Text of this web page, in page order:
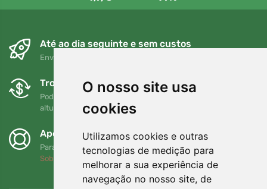
O nosso site usa
cookies
Utilizamos cookies e outras
tecnologias de medição para
melhorar a sua experiência de
navegação no nosso site, de
Até ao dia seguinte e sem custos
Envio gratuito para encomendas superiores a 80 EUR
Trocas e devoluções gratuitas
Pode devolver ou trocar a sua encomenda em qualquer
altura no prazo de 90 dias
Apoiamos a Trees.org
Para cada encomenda plantamos uma árvore! Leia mais
Sobre nós